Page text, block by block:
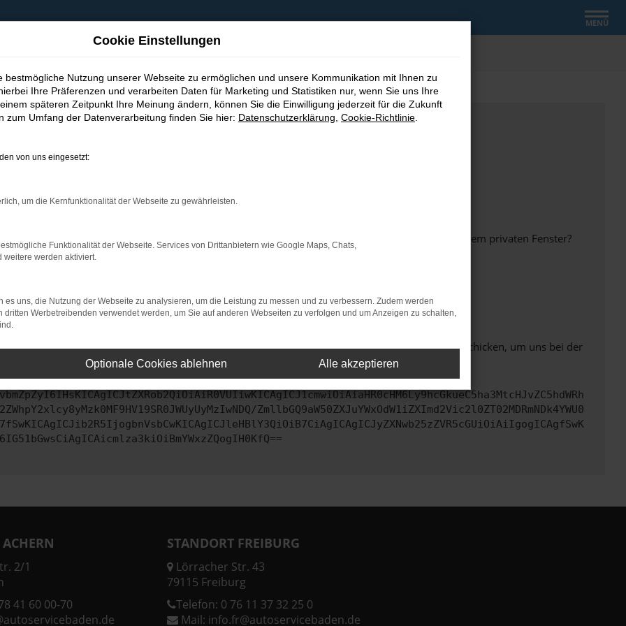
MENÜ
bestimmter Seiten verhindern. Funktioniert die Seite in einem anderen Browser oder in einem privaten Fenster?
beheben.
auf dem neuesten Stand sind.
kann auch dazu führen, dass bestimmte Funktionen nicht mehr unterstützt werden.
uns bitte. Wir werden versuchen, das Problem zu beheben. Du kannst uns diesen Text schicken, um uns bei der
ZmllbGQ9aW50ZXJuYWxOdW1iZXImd2Vic2l0ZT02MDRmNDk4YWU0
2/1
41 60 00-70
STANDORT FREIBURG
Lörracher Str. 43
79115 Freiburg
Telefon: 0 76 11 37 32 25 0
Mail: info.fr@autoservicebaden.de
Cookie Einstellungen
bestmögliche Nutzung unserer Webseite zu ermöglichen und unsere Kommunikation mit Ihnen zu
Ihre Präferenzen und verarbeiten Daten für Marketing und Statistiken nur, wenn Sie uns Ihre
späteren Zeitpunkt Ihre Meinung ändern, können Sie die Einwilligung jederzeit für die Zukunft
zum Umfang der Datenverarbeitung finden Sie hier: Datenschutzerklärung Cookie-Richtlinie
von uns eingesetzt:
um die Kernfunktionalität der Webseite zu gewährleisten.
Funktionalität der Webseite. Services von Drittanbietern wie Google Maps, Chats,
weitere werden aktiviert.
es uns, die Nutzung der Webseite zu analysieren, um die Leistung zu messen und zu verbessern. Zudem werden
dritten Werbetreibenden verwendet werden, um Sie auf anderen Webseiten zu verfolgen und um Anzeigen zu schalten,
Optionale Cookies ablehnen Alle akzeptieren